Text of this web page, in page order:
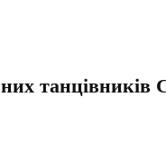
танцівників